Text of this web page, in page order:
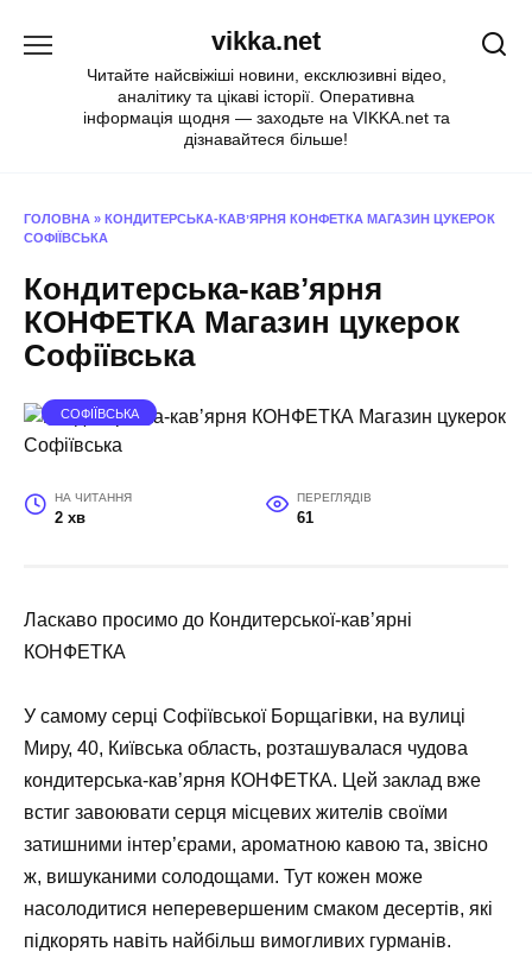
vikka.net
Читайте найсвіжіші новини, ексклюзивні відео,
аналітику та цікаві історії. Оперативна
інформація щодня — заходьте на VIKKA.net та
дізнавайтеся більше!
ГОЛОВНА » КОНДИТЕРСЬКА-КАВʼЯРНЯ КОНФЕТКА МАГАЗИН ЦУКЕРОК
СОФІЇВСЬКА
Кондитерська-кавʼярня
КОНФЕТКА Магазин цукерок
Софіївська
СОФІЇВСЬКА
НА ЧИТАННЯ
2 хв
ПЕРЕГЛЯДІВ
61
Ласкаво просимо до Кондитерської-кав’ярні
КОНФЕТКА
У самому серці Софіївської Борщагівки, на вулиці
Миру, 40, Київська область, розташувалася чудова
кондитерська-кав’ярня КОНФЕТКА. Цей заклад вже
встиг завоювати серця місцевих жителів своїми
затишними інтер’єрами, ароматною кавою та, звісно
ж, вишуканими солодощами. Тут кожен може
насолодитися неперевершеним смаком десертів, які
підкорять навіть найбільш вимогливих гурманів.